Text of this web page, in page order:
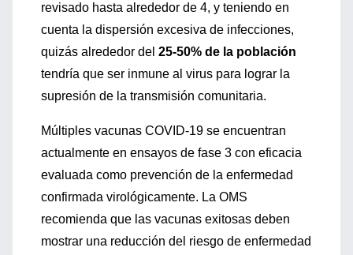
revisado hasta alrededor de 4, y teniendo en
cuenta la dispersión excesiva de infecciones,
quizás alrededor del 25-50% de la población
tendría que ser inmune al virus para lograr la
supresión de la transmisión comunitaria.
Múltiples vacunas COVID-19 se encuentran
actualmente en ensayos de fase 3 con eficacia
evaluada como prevención de la enfermedad
confirmada virológicamente. La OMS
recomienda que las vacunas exitosas deben
mostrar una reducción del riesgo de enfermedad